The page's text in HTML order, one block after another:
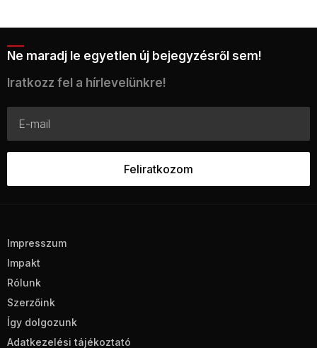
Ne maradj le egyetlen új bejegyzésről sem!
Iratkozz fel a hírlevelünkre!
Impresszum
Impakt
Rólunk
Szerzőink
Így dolgozunk
Adatkezelési tájékoztató